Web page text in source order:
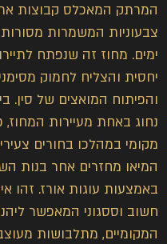
המרתק המאכלס קבוצות
צבעוניות המשמרות
ימים. מחוז זה שנפתח
יחסית והצליח לחמוק
והפיתוח המואצים של סין.
נחוג באחת מעיירות המחוז,
מקומי במהלכו בחורים
המיאו מחזרים אחר בנות
באמצעות עוגות אורז. זהו
חשוב וססגוני המאפשר
המקומיים, מתלבושות